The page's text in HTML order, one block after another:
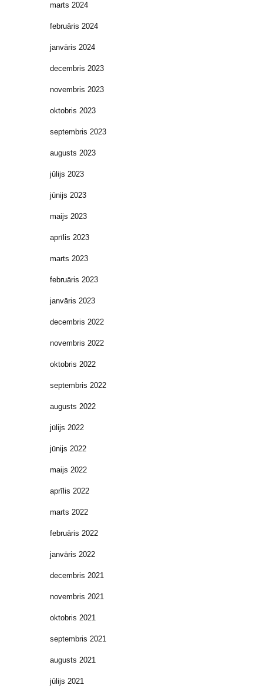
marts 2024
februāris 2024
janvāris 2024
decembris 2023
novembris 2023
oktobris 2023
septembris 2023
augusts 2023
jūlijs 2023
jūnijs 2023
maijs 2023
aprīlis 2023
marts 2023
februāris 2023
janvāris 2023
decembris 2022
novembris 2022
oktobris 2022
septembris 2022
augusts 2022
jūlijs 2022
jūnijs 2022
maijs 2022
aprīlis 2022
marts 2022
februāris 2022
janvāris 2022
decembris 2021
novembris 2021
oktobris 2021
septembris 2021
augusts 2021
jūlijs 2021